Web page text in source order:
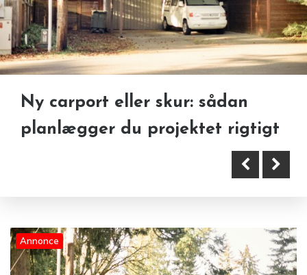
Ny carport eller skur: sådan
planlægger du projektet rigtigt
arbejdsopgaver
Annonce